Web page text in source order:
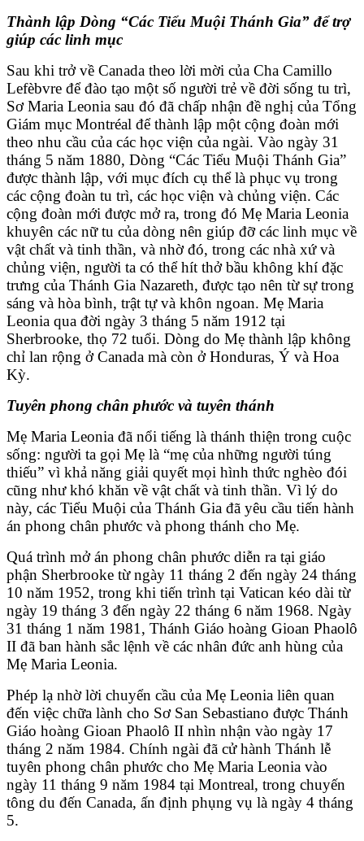
Thành lập Dòng “Các Tiểu Muội Thánh Gia” để trợ
giúp các linh mục
Sau khi trở về Canada theo lời mời của Cha Camillo
Lefèbvre để đào tạo một số người trẻ về đời sống tu trì,
Sơ Maria Leonia sau đó đã chấp nhận đề nghị của Tổng
Giám mục Montréal để thành lập một cộng đoàn mới
theo nhu cầu của các học viện của ngài. Vào ngày 31
tháng 5 năm 1880, Dòng “Các Tiểu Muội Thánh Gia”
được thành lập, với mục đích cụ thể là phục vụ trong
các cộng đoàn tu trì, các học viện và chủng viện. Các
cộng đoàn mới được mở ra, trong đó Mẹ Maria Leonia
khuyên các nữ tu của dòng nên giúp đỡ các linh mục về
vật chất và tinh thần, và nhờ đó, trong các nhà xứ và
chủng viện, người ta có thể hít thở bầu không khí đặc
trưng của Thánh Gia Nazareth, được tạo nên từ sự trong
sáng và hòa bình, trật tự và khôn ngoan. Mẹ Maria
Leonia qua đời ngày 3 tháng 5 năm 1912 tại
Sherbrooke, thọ 72 tuổi. Dòng do Mẹ thành lập không
chỉ lan rộng ở Canada mà còn ở Honduras, Ý và Hoa
Kỳ.
Tuyên phong chân phước và tuyên thánh
Mẹ Maria Leonia đã nổi tiếng là thánh thiện trong cuộc
sống: người ta gọi Mẹ là “mẹ của những người túng
thiếu” vì khả năng giải quyết mọi hình thức nghèo đói
cũng như khó khăn về vật chất và tinh thần. Vì lý do
này, các Tiểu Muội của Thánh Gia đã yêu cầu tiến hành
án phong chân phước và phong thánh cho Mẹ.
Quá trình mở án phong chân phước diễn ra tại giáo
phận Sherbrooke từ ngày 11 tháng 2 đến ngày 24 tháng
10 năm 1952, trong khi tiến trình tại Vatican kéo dài từ
ngày 19 tháng 3 đến ngày 22 tháng 6 năm 1968. Ngày
31 tháng 1 năm 1981, Thánh Giáo hoàng Gioan Phaolô
II đã ban hành sắc lệnh về các nhân đức anh hùng của
Mẹ Maria Leonia.
Phép lạ nhờ lời chuyển cầu của Mẹ Leonia liên quan
đến việc chữa lành cho Sơ San Sebastiano được Thánh
Giáo hoàng Gioan Phaolô II nhìn nhận vào ngày 17
tháng 2 năm 1984. Chính ngài đã cử hành Thánh lễ
tuyên phong chân phước cho Mẹ Maria Leonia vào
ngày 11 tháng 9 năm 1984 tại Montreal, trong chuyến
tông du đến Canada, ấn định phụng vụ là ngày 4 tháng
5.